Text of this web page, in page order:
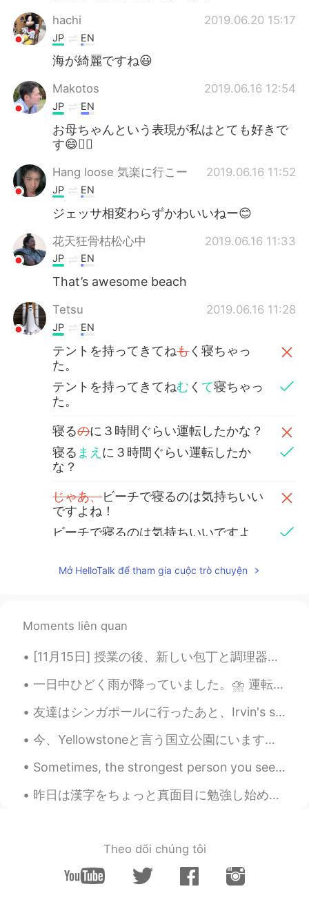
hachi 2019.06.20 15:17
JP EN
海が綺麗ですね😃
Makotos 2019.06.16 12:54
JP EN
お母ちゃんという表現が私はとても好きで
す😄👍🏻
Hang loose 気楽に行こー 2019.06.16 11:52
JP EN
ジェッサ相変わらずかわいいねー😊
花天狂骨枯松心中 2019.06.16 11:33
JP EN
That’s awesome beach
Tetsu 2019.06.16 11:28
JP EN
テントを持ってきてねもく寝ちゃっ
た。
テントを持ってきてねむ く て寝ちゃっ
た。
寝るのに３時間ぐらい運転したかな？
寝る まえ に３時間ぐらい運転したか
な？
じゃあ、ビーチで寝るのは気持ちいい
ですよね！
ビーチで寝るのは気持ちいいですよ
Mở HelloTalk để tham gia cuộc trò chuyện
Moments liên quan
[11月15日] 授業の後、新しい包丁と調理器具を買った。これからもっと料理を始めたい ^-^ 彼氏とまた喧嘩した。彼氏に簡単な質問を聞いたけど、いつものように再び彼氏に敷かれた。悲しい。 ...
一日中ひどく雨が降っていました。⛈ 運転するのはちょっと大変でした。😖 「Beef Mami」と言うフィリピンの料理を作りました。🍲 こんな天気には、スープが完璧です！ねぎを入れて良かったです！...
友達はシンガポールに行ったあと、Irvin's salted egg fish skinをお土産としてくれました。大好きになった。フィリピンにもこれは人気があります。友達か家族はフィリピンに行け...
今、Yellowstoneと言う国立公園にいます。もともと、Yellow Stoneの綺麗で人気所だけを見たかったです。写真を撮ることが大好きだから。たとえば、Old FaithfulとGran...
Sometimes, the strongest person you see are just as afraid as you are. They just look strong on t...
昨日は漢字をちょっと真面目に勉強し始めました。自分の職業の漢字を勉強しました。私は「理学療法士」です。最初の4つの漢字は理にかなっていると思います。最後の漢字は面白いです。英語で「士」の意味は「...
Theo dõi chúng tôi